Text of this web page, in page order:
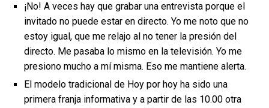
¡No! A veces hay que grabar una entrevista porque el
invitado no puede estar en directo. Yo me noto que no
estoy igual, que me relajo al no tener la presión del
directo. Me pasaba lo mismo en la televisión. Yo me
presiono mucho a mí misma. Eso me mantiene alerta.
El modelo tradicional de Hoy por hoy ha sido una
primera franja informativa y a partir de las 10.00 otra